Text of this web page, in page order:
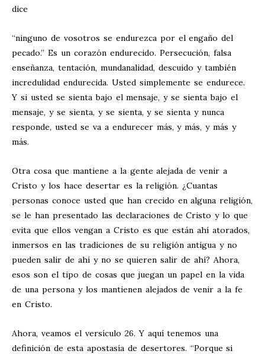
dice
“ninguno de vosotros se endurezca por el engaño del
pecado.” Es un corazón endurecido. Persecución, falsa
enseñanza, tentación, mundanalidad, descuido y también
incredulidad endurecida. Usted simplemente se endurece.
Y si usted se sienta bajo el mensaje, y se sienta bajo el
mensaje, y se sienta, y se sienta, y se sienta y nunca
responde, usted se va a endurecer más, y más, y más y
más.
Otra cosa que mantiene a la gente alejada de venir a
Cristo y los hace desertar es la religión. ¿Cuantas
personas conoce usted que han crecido en alguna religión,
se le han presentado las declaraciones de Cristo y lo que
evita que ellos vengan a Cristo es que están ahí atorados,
inmersos en las tradiciones de su religión antigua y no
pueden salir de ahí y no se quieren salir de ahí? Ahora,
esos son el tipo de cosas que juegan un papel en la vida
de una persona y los mantienen alejados de venir a la fe
en Cristo.
Ahora, veamos el versículo 26. Y aquí tenemos una
definición de esta apostasía de desertores. “Porque si